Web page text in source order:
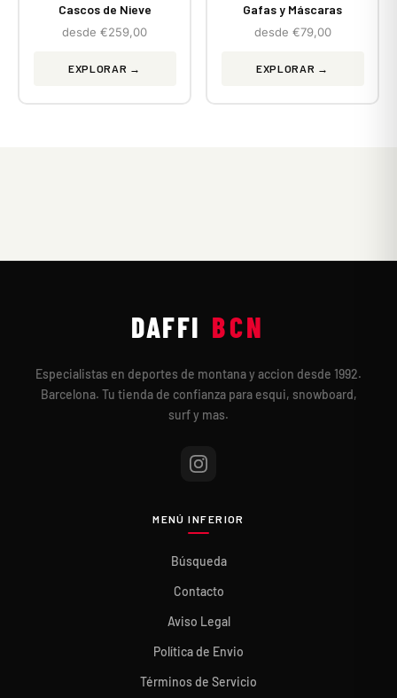
Cascos de Nieve
desde €259,00
EXPLORAR →
Gafas y Máscaras
desde €79,00
EXPLORAR →
DAFFI BCN
Especialistas en deportes de montana y accion desde 1992.
Barcelona. Tu tienda de confianza para esqui, snowboard,
surf y mas.
MENÚ INFERIOR
Búsqueda
Contacto
Aviso Legal
Política de Envio
Términos de Servicio